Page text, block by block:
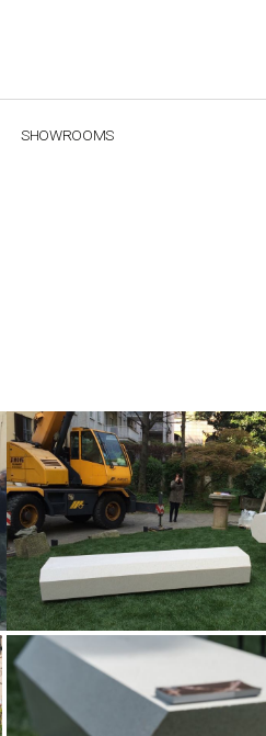
SHOWROOMS